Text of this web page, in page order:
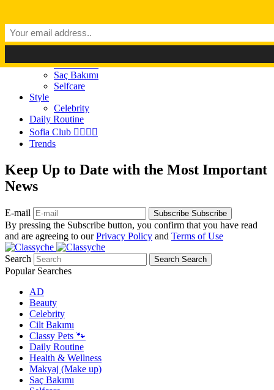
Classyché
Güzellik
Cilt Bakımı
Saç Bakımı
Selfcare
Style
Celebrity
Daily Routine
Sofia Club 👩‍❤️‍💋‍👨
Trends
Keep Up to Date with the Most Important
News
E-mail Subscribe Subscribe
By pressing the Subscribe button, you confirm that you have read
and are agreeing to ourPrivacy Policy and Terms of Use
Search Search Search
Popular Searches
AD
Beauty
Celebrity
Cilt Bakımı
Classy Pets 🐾
Daily Routine
Health & Wellness
Makyaj (Make up)
Saç Bakımı